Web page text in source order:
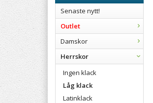
Senaste nytt!
Outlet
Damskor
Herrskor
Ingen klack
Låg klack
Latinklack